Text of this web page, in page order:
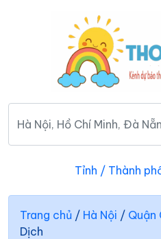
Tỉnh / Thành
Trang chủ / Hà Nội / Quận
Dịch